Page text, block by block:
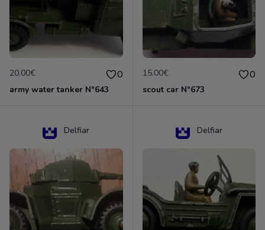
20.00€ 0
army water tanker N°643
15.00€ 0
scout car N°673
Delfiar Delfiar